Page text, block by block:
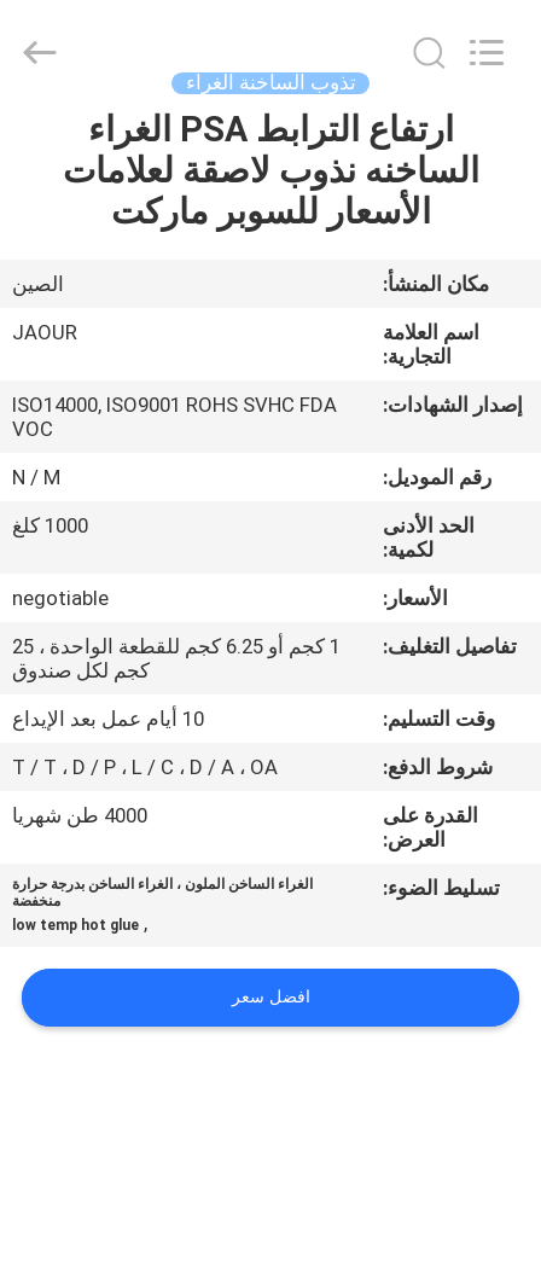
معلومات
جولة
مراقبة
اتصل
أخبار
القضايا
اطلب
أسعار
Adhesive
Products
تذوب الساخنة الغراء
ارتفاع الترابط PSA الغراء
الساخنه نذوب لاصقة لعلامات
الأسعار للسوبر ماركت
مكان المنشأ:
الصين
اسم العلامة
التجارية:
JAOUR
إصدار الشهادات:
ISO14000, ISO9001 ROHS SVHC FDA
VOC
رقم الموديل:
N / M
الحد الأدنى
لكمية:
1000 كلغ
الأسعار:
negotiable
تفاصيل التغليف:
1 كجم أو 6.25 كجم للقطعة الواحدة ، 25
كجم لكل صندوق
وقت التسليم:
10 أيام عمل بعد الإيداع
شروط الدفع:
T / T ، D / P ، L / C ، D / A ، OA
القدرة على
العرض:
4000 طن شهريا
تسليط الضوء:
الغراء الساخن الملون ، الغراء الساخن بدرجة حرارة
منخفضة
,
low temp hot glue
افضل سعر